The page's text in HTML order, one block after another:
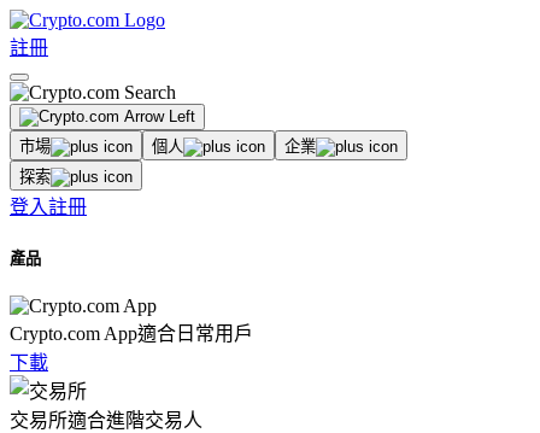
註冊
市場 個人
企業
探索
登入註冊
產品
Crypto.com App適合日常用戶
下載
交易所適合進階交易人